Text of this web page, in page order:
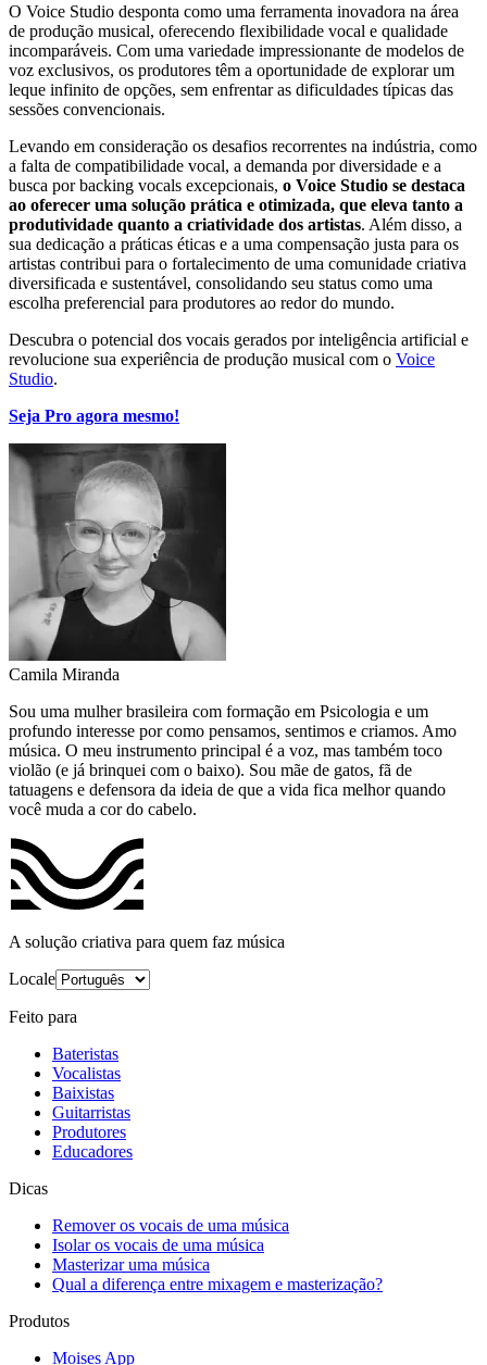
O Voice Studio desponta como uma ferramenta inovadora na área
de produção musical, oferecendo flexibilidade vocal e qualidade
incomparáveis. Com uma variedade impressionante de modelos de
voz exclusivos, os produtores têm a oportunidade de explorar um
leque infinito de opções, sem enfrentar as dificuldades típicas das
sessões convencionais.
Levando em consideração os desafios recorrentes na indústria, como
a falta de compatibilidade vocal, a demanda por diversidade e a
busca por backing vocals excepcionais, o Voice Studio se destaca
ao oferecer uma solução prática e otimizada, que eleva tanto a
produtividade quanto a criatividade dos artistas. Além disso, a
sua dedicação a práticas éticas e a uma compensação justa para os
artistas contribui para o fortalecimento de uma comunidade criativa
diversificada e sustentável, consolidando seu status como uma
escolha preferencial para produtores ao redor do mundo.
Descubra o potencial dos vocais gerados por inteligência artificial e
revolucione sua experiência de produção musical com o Voice
Studio.
Seja Pro agora mesmo!
Camila Miranda
Sou uma mulher brasileira com formação em Psicologia e um
profundo interesse por como pensamos, sentimos e criamos. Amo
música. O meu instrumento principal é a voz, mas também toco
violão (e já brinquei com o baixo). Sou mãe de gatos, fã de
tatuagens e defensora da ideia de que a vida fica melhor quando
você muda a cor do cabelo.
A solução criativa para quem faz música
Locale
Feito para
Bateristas
Vocalistas
Baixistas
Guitarristas
Produtores
Educadores
Dicas
Remover os vocais de uma música
Isolar os vocais de uma música
Masterizar uma música
Qual a diferença entre mixagem e masterização?
Produtos
Moises App